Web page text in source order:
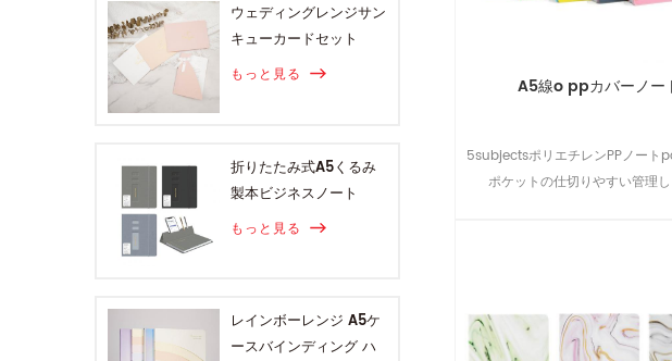
ウェディングレンジサン
キューカードセット
もっと見る
折りたたみ式A5くるみ
製本ビジネスノート
もっと見る
レインボーレンジ A5ケ
ースバインディング ハ
A5線o ppカバーノー
5subjectsポリエチレンPPノート
ポケットの仕切りやすい管理し